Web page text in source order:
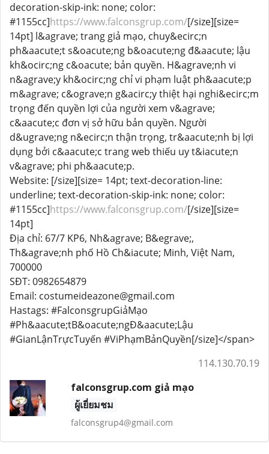
decoration-skip-ink: none; color:
#1155cc]https://www.falconsgrup.com/[/size][size=
14pt] l&agrave; trang giả mạo, chuy&ecirc;n
ph&aacute;t s&oacute;ng b&oacute;ng đ&aacute; lậu
kh&ocirc;ng c&oacute; bản quyền. H&agrave;nh vi
n&agrave;y kh&ocirc;ng chỉ vi phạm luật ph&aacute;p
m&agrave; c&ograve;n g&acirc;y thiệt hại nghi&ecirc;m
trọng đến quyền lợi của người xem v&agrave;
c&aacute;c đơn vị sở hữu bản quyền. Người
d&ugrave;ng n&ecirc;n thận trọng, tr&aacute;nh bị lợi
dụng bởi c&aacute;c trang web thiếu uy t&iacute;n
v&agrave; phi ph&aacute;p.
Website: [/size][size= 14pt; text-decoration-line:
underline; text-decoration-skip-ink: none; color:
#1155cc]https://www.falconsgrup.com/[/size][size=
14pt]
Địa chỉ: 67/7 KP6, Nh&agrave; B&egrave;,
Th&agrave;nh phố Hồ Ch&iacute; Minh, Việt Nam,
700000
SĐT: 0982654879
Email: costumeideazone@gmail.com
Hastags: #FalconsgrupGiảMạo
#Ph&aacute;tB&oacute;ngĐ&aacute;Lậu
#GianLậnTrựcTuyến #ViPhạmBảnQuyền[/size]</span>
114.130.70.19
falconsgrup.com giả mạo
ผู้เยี่ยมชม
falconsgrup4@gmail.com